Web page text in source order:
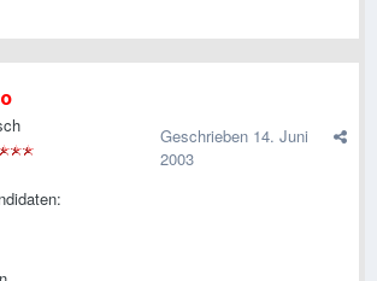
Geschrieben 14. Juni
2003